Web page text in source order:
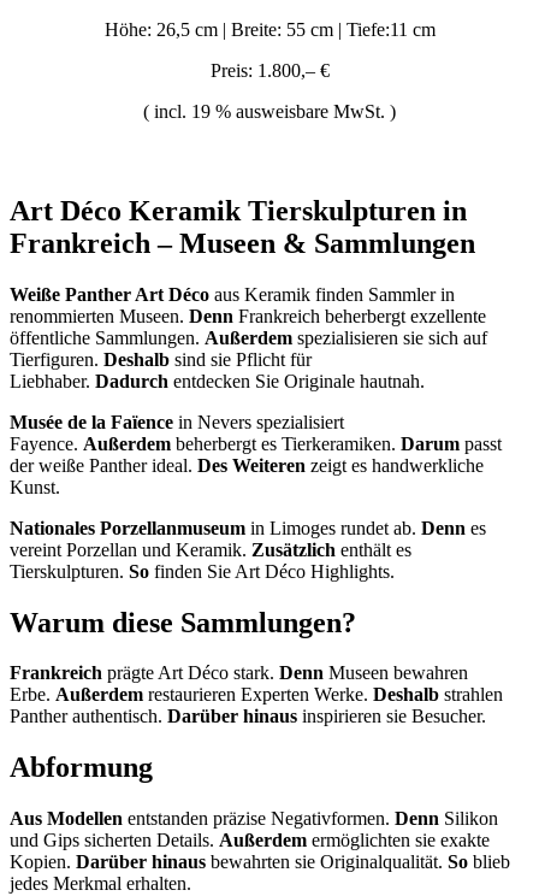
Höhe: 26,5 cm | Breite: 55 cm | Tiefe:11 cm
Preis: 1.800,– €
( incl. 19 % ausweisbare MwSt. )
Art Déco Keramik Tierskulpturen in
Frankreich – Museen & Sammlungen
Weiße Panther Art Déco aus Keramik finden Sammler in
renommierten Museen. Denn Frankreich beherbergt exzellente
öffentliche Sammlungen. Außerdem spezialisieren sie sich auf
Tierfiguren. Deshalb sind sie Pflicht für
Liebhaber. Dadurch entdecken Sie Originale hautnah.
Musée de la Faïence in Nevers spezialisiert
Fayence. Außerdem beherbergt es Tierkeramiken. Darum passt
der weiße Panther ideal. Des Weiteren zeigt es handwerkliche
Kunst.
Nationales Porzellanmuseum in Limoges rundet ab. Denn es
vereint Porzellan und Keramik. Zusätzlich enthält es
Tierskulpturen. So finden Sie Art Déco Highlights.
Warum diese Sammlungen?
Frankreich prägte Art Déco stark. Denn Museen bewahren
Erbe. Außerdem restaurieren Experten Werke. Deshalb strahlen
Panther authentisch. Darüber hinaus inspirieren sie Besucher.
Abformung
Aus Modellen entstanden präzise Negativformen. Denn Silikon
und Gips sicherten Details. Außerdem ermöglichten sie exakte
Kopien. Darüber hinaus bewahrten sie Originalqualität. So blieb
jedes Merkmal erhalten.